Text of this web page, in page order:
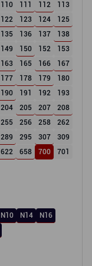
110 111 112
113
122 123 124
125
135 136 137
138
149 150 152
153
163 165 166
167
177 178 179
180
190 191 192
193
204 205 207
208
255 256 258
262
289 295 307
309
622 658 700
701
N10 N14
N16